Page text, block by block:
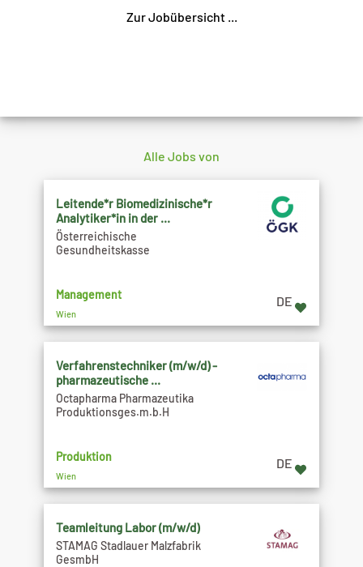
Zur Jobübersicht ...
Alle Jobs von
Leitende*r Biomedizinische*r
Analytiker*in in der ...
Österreichische
Gesundheitskasse
Management
Wien
DE
Verfahrenstechniker (m/w/d) -
pharmazeutische ...
Octapharma Pharmazeutika
Produktionsges.m.b.H
Produktion
Wien
DE
Teamleitung Labor (m/w/d)
STAMAG Stadlauer Malzfabrik
GesmbH